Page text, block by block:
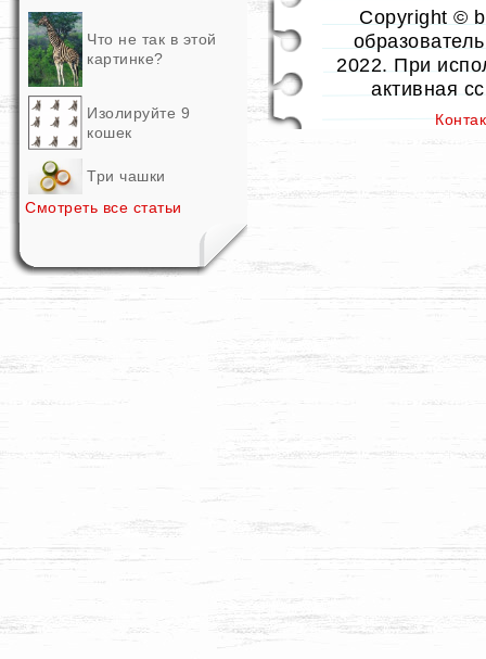
Что не так в этой
картинке?
Изолируйте 9
кошек
Три чашки
Смотреть все статьи
Copyright ©
2022. При
активная